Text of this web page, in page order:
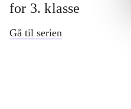
for 3. klasse
Gå til serien